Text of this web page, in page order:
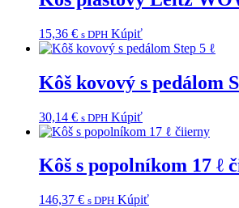
15,36 € s DPH Kúpiť
Kôš kovový s pedálom
30,14 € s DPH Kúpiť
Kôš s popolníkom 17 ℓ
146,37 € s DPH Kúpiť